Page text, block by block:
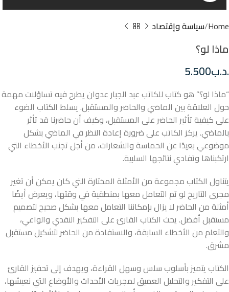
Home سياسة وإقتصاد
ماذا لو؟
.د.ب5.500
“ماذا لو؟” هو كتاب للكاتب عبد الجبار عدوان يطرح فيه تساؤلات مهمة
حول العلاقة بين الماضي والحاضر والمستقبل. يسلط الكتاب الضوء
على كيفية تأثير الحاضر على المستقبل، وكيف أن حاضرنا قد تأثر
بالماضي. يركز الكاتب على ضرورة إعادة النظر في الماضي بشكل
موضوعي بعيدًا عن الحماسة والشعارات، من أجل تجنب الأخطاء التي
ارتكبناها وتفادي نتائجها السلبية.
يتناول الكتاب مجموعة من الأمثلة المختارة التي كان يمكن أن تغير
مجرى التاريخ لو تم التعامل معها بمنطقية في وقتها، ويعرض أيضًا
أمثلة من الحاضر لا يزال بإمكاننا التعامل معها بشكل صحيح لتصميم
مستقبل أفضل. يحث الكتاب القارئ على التفكير النقدي والواعي،
والتعلم من الأخطاء السابقة، والاستفادة من الحاضر لتشكيل مستقبل
مشرق.
الكتاب يتميز بأسلوب سلس وسهل القراءة، ويهدف إلى تحفيز القارئ
على التفكير والتحليل العميق لمجريات الأحداث والأوضاع التي نعيشها،